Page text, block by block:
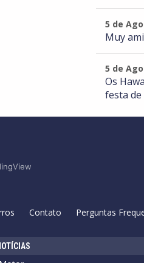
5 de
Muy
5 de
Os
festa de
Contato Perguntas